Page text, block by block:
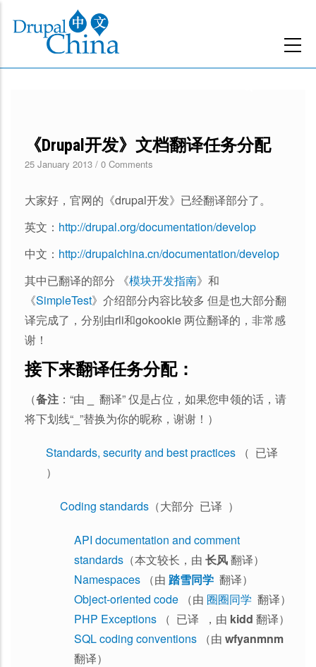
主
《Drupal开发》文档翻译任务分配
25 January 2013 / 0 Comments
大家好，官网的《drupal开发》已经翻译部分了。
英文： http://drupal.org/documentation/develop
中文： http://drupalchina.cn/documentation/develop
其中已翻译的部分 《模块开发指南》和
《SimpleTest》介绍部分内容比较多 但是也大部分翻
译完成了，分别由rli和gokookie 两位翻译的，非常感
谢！
接下来翻译任务分配：
（备注 ：“由
翻译” 仅是占位，如果您申领的话，请
将下划线“_”替换为你的昵称，谢谢！）
Standards, security and best practices （ 已译
）
Coding standards （大部分 已译 ）
API documentation and comment
standards （本文较长，由 长风翻译）
Namespaces （由 踏雪同学 翻译）
Object-oriented code （由 圈圈同学 翻译）
PHP Exceptions （ 已译 ，由 kidd 翻译）
SQL coding conventions （由 wfyanmnm
翻译）